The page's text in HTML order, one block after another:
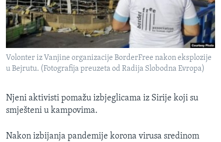
Volonter iz Vanjine organizacije BorderFree nakon eksplozije
u Bejrutu. (Fotografija preuzeta od Radija Slobodna Evropa)
Njeni aktivisti pomažu izbjeglicama iz Sirije koji su
smješteni u kampovima.
Nakon izbijanja pandemije korona virusa sredinom